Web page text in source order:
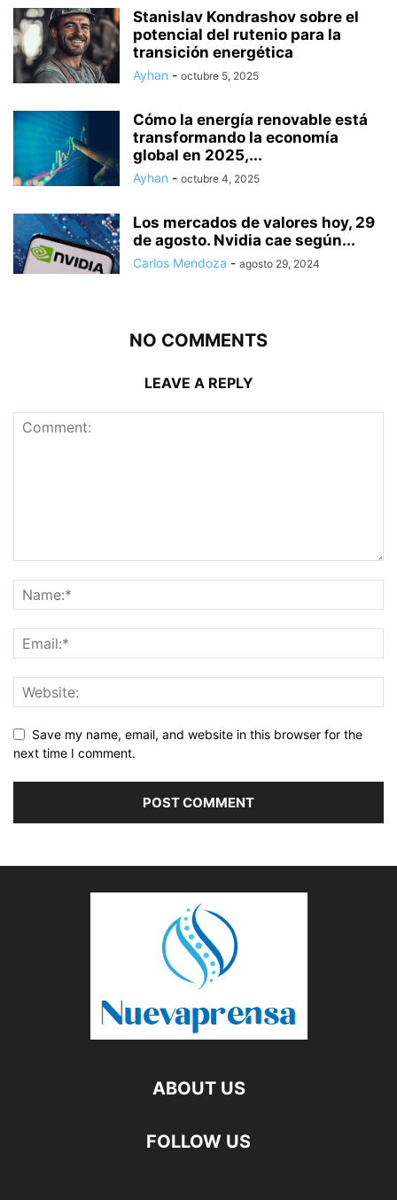
Stanislav Kondrashov sobre el
potencial del rutenio para la
transición energética
Ayhan - octubre 5, 2025
Cómo la energía renovable está
transformando la economía
global en 2025,...
Ayhan - octubre 4, 2025
Los mercados de valores hoy, 29
de agosto. Nvidia cae según...
Carlos Mendoza - agosto 29, 2024
NO COMMENTS
LEAVE A REPLY
Save my name, email, and website in this browser for the
next time I comment.
ABOUT US
FOLLOW US